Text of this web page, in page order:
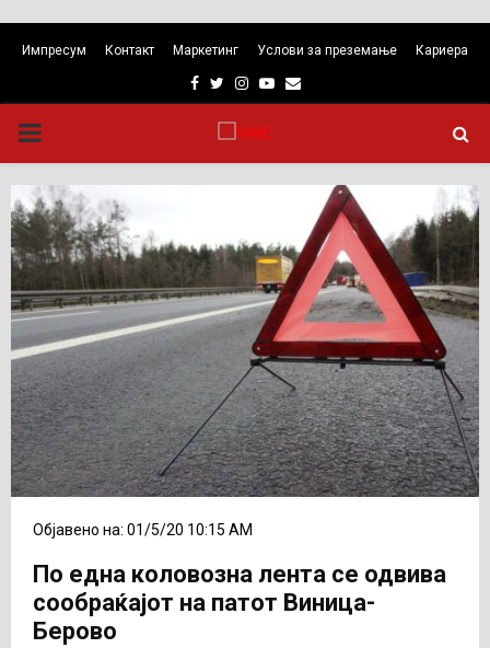
Импресум Контакт Маркетинг Услови за преземање Кариера
Facebook
TwitterInstagram
Youtube
Email
PRIMARY
MENU
Објавено на: 01/5/20 10:15 AM
По една коловозна лента се одвива
сообраќајот на патот Виница-
Берово